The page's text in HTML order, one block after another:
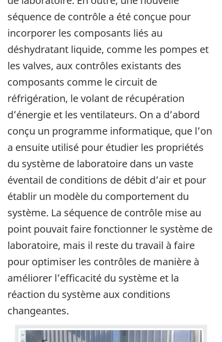
séquence de contrôle a été conçue pour
incorporer les composants liés au
déshydratant liquide, comme les pompes et
les valves, aux contrôles existants des
composants comme le circuit de
réfrigération, le volant de récupération
d’énergie et les ventilateurs. On a d’abord
conçu un programme informatique, que l’on
a ensuite utilisé pour étudier les propriétés
du système de laboratoire dans un vaste
éventail de conditions de débit d’air et pour
établir un modèle du comportement du
système. La séquence de contrôle mise au
point pouvait faire fonctionner le système de
laboratoire, mais il reste du travail à faire
pour optimiser les contrôles de manière à
améliorer l’efficacité du système et la
réaction du système aux conditions
changeantes.